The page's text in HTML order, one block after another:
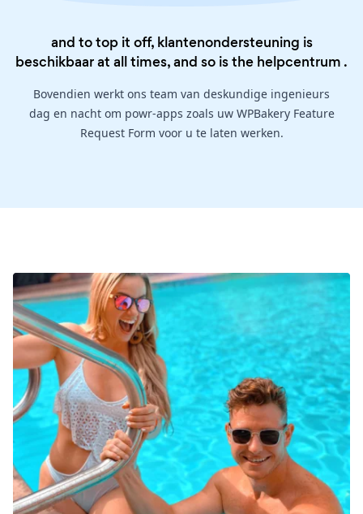
and to top it off, klantenondersteuning is
beschikbaar at all times, and so is the helpcentrum .
Bovendien werkt ons team van deskundige ingenieurs
dag en nacht om powr-apps zoals uw WPBakery Feature
Request Form voor u te laten werken.